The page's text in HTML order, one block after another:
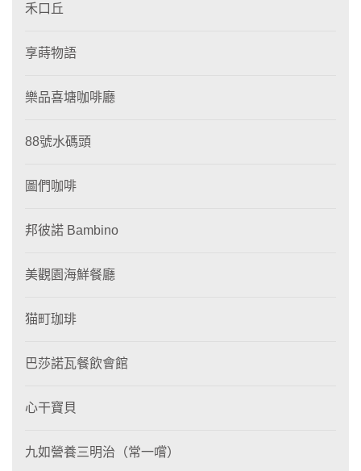
禾口丘
享蒔物語
樂品喜塘咖啡廳
88號水碼頭
圖們咖啡
邦彼諾 Bambino
美觀園海鮮餐廳
猫町珈琲
巴莎諾瓦餐飲會館
心干寶貝
九如營養三明治（常一嚐）